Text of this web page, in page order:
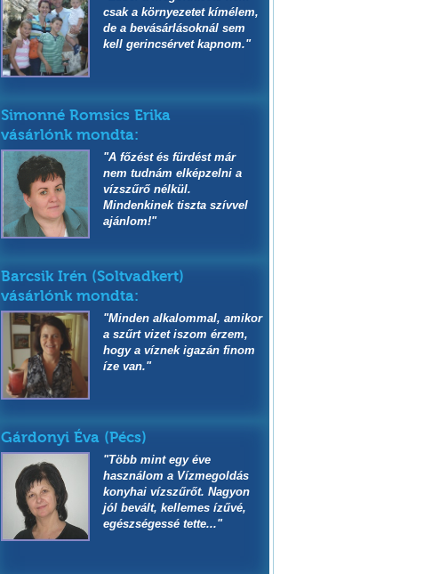
csak a környezetet kímélem,
de a bevásárlásoknál sem
kell gerincsérvet kapnom."
Simonné Romsics Erika
vásárlónk mondta:
"A főzést és fürdést már
nem tudnám elképzelni a
vízszűrő nélkül.
Mindenkinek tiszta szívvel
ajánlom!"
Barcsik Irén (Soltvadkert)
vásárlónk mondta:
"Minden alkalommal, amikor
a szűrt vizet iszom érzem,
hogy a víznek igazán finom
íze van."
Gárdonyi Éva (Pécs)
"Több mint egy éve
használom a Vízmegoldás
konyhai vízszűrőt. Nagyon
jól bevált, kellemes ízűvé,
egészségessé tette..."